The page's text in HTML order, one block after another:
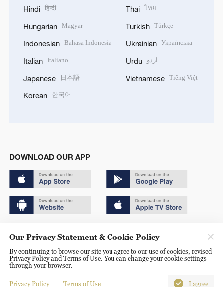
Hindi हिन्दी
Hungarian Magyar
Indonesian Bahasa Indonesia
Italian Italiano
Japanese 日本語
Korean 한국어
Thai ไทย
Turkish Türkçe
Ukrainian Українська
Urdu اردو
Vietnamese Tiếng Việt
DOWNLOAD OUR APP
京ICP备20000184号
京公网安备 11010502050052号
Disinformation report hotline: 010-85061466
Our Privacy Statement & Cookie Policy
By continuing to browse our site you agree to our use of cookies, revised
Privacy Policy and Terms of Use. You can change your cookie settings
through your browser.
Privacy Policy Terms of Use I agree